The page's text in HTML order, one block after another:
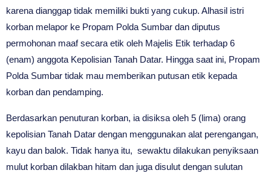
karena dianggap tidak memiliki bukti yang cukup. Alhasil istri
korban melapor ke Propam Polda Sumbar dan diputus
permohonan maaf secara etik oleh Majelis Etik terhadap 6
(enam) anggota Kepolisian Tanah Datar. Hingga saat ini, Propam
Polda Sumbar tidak mau memberikan putusan etik kepada
korban dan pendamping.
Berdasarkan penuturan korban, ia disiksa oleh 5 (lima) orang
kepolisian Tanah Datar dengan menggunakan alat perengangan,
kayu dan balok. Tidak hanya itu, sewaktu dilakukan penyiksaan
mulut korban dilakban hitam dan juga disulut dengan sulutan